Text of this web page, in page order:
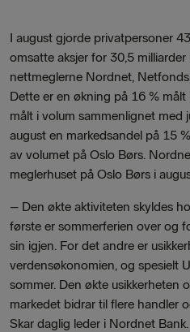
I august gjorde privatpersoner
omsatte aksjer for 30,5
nettmeglerne Nordnet,
Dette er en økning på 16 %
målt i volum sammenlignet med
august en markedsandel på 15
av volumet på Oslo Børs.
meglerhuset på Oslo Børs i
– Den økte aktiviteten skyldes
første er sommerferien over og
sin igjen. For det andre er
verdensøkonomien, og spesielt
sommer. Den økte usikkerheten
markedet bidrar til flere handler
Skar daglig leder i Nordnet Bank.